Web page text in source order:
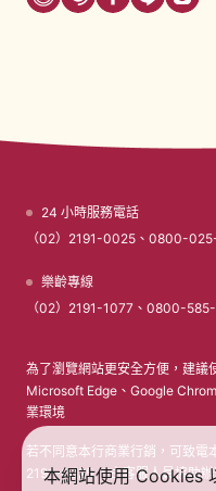
本網站使用 Cookies
24 小時服務電話
（02）2191-0025、0800-025-
樂齡專線
（02）2191-1077、0800-585-
為了瀏覽網站更安全方便，建議
Microsoft Edge、Google
業環境
若不同意本行商業行銷，可致
2191-0025 ，由客服人員協助